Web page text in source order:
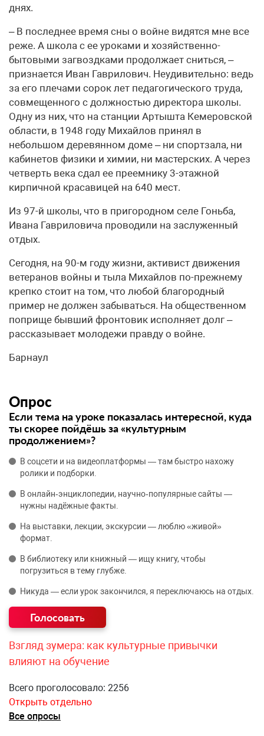
днях.
– В последнее время сны о войне видятся мне все
реже. А школа с ее уроками и хозяйственно-
бытовыми загвоздками продолжает сниться, –
признается Иван Гаврилович. Неудивительно: ведь
за его плечами сорок лет педагогического труда,
совмещенного с должностью директора школы.
Одну из них, что на станции Артышта Кемеровской
области, в 1948 году Михайлов принял в
небольшом деревянном доме – ни спортзала, ни
кабинетов физики и химии, ни мастерских. А через
четверть века сдал ее преемнику 3-этажной
кирпичной красавицей на 640 мест.
Из 97-й школы, что в пригородном селе Гоньба,
Ивана Гавриловича проводили на заслуженный
отдых.
Сегодня, на 90-м году жизни, активист движения
ветеранов войны и тыла Михайлов по-прежнему
крепко стоит на том, что любой благородный
пример не должен забываться. На общественном
поприще бывший фронтовик исполняет долг –
рассказывает молодежи правду о войне.
Барнаул
Опрос
Если тема на уроке показалась интересной, куда
ты скорее пойдёшь за «культурным
продолжением»?
В соцсети и на видеоплатформы — там быстро нахожу
ролики и подборки.
В онлайн‑энциклопедии, научно‑популярные сайты —
нужны надёжные факты.
На выставки, лекции, экскурсии — люблю «живой»
формат.
В библиотеку или книжный — ищу книгу, чтобы
погрузиться в тему глубже.
Никуда — если урок закончился, я переключаюсь на отдых.
Взгляд зумера: как культурные привычки
влияют на обучение
Всего проголосовало: 2256
Открыть отдельно
Все опросы